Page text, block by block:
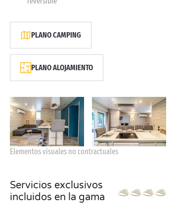
PLANO CAMPING
PLANO ALOJAMIENTO
Elementos visuales no contractuales
Servicios exclusivos
incluidos en la gama